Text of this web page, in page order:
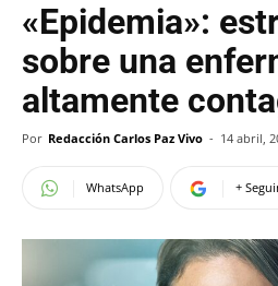
«Epidemia»:
sobre una
altamente
Por Redacción Carlos Paz Vivo - 14 abril,
WhatsApp +